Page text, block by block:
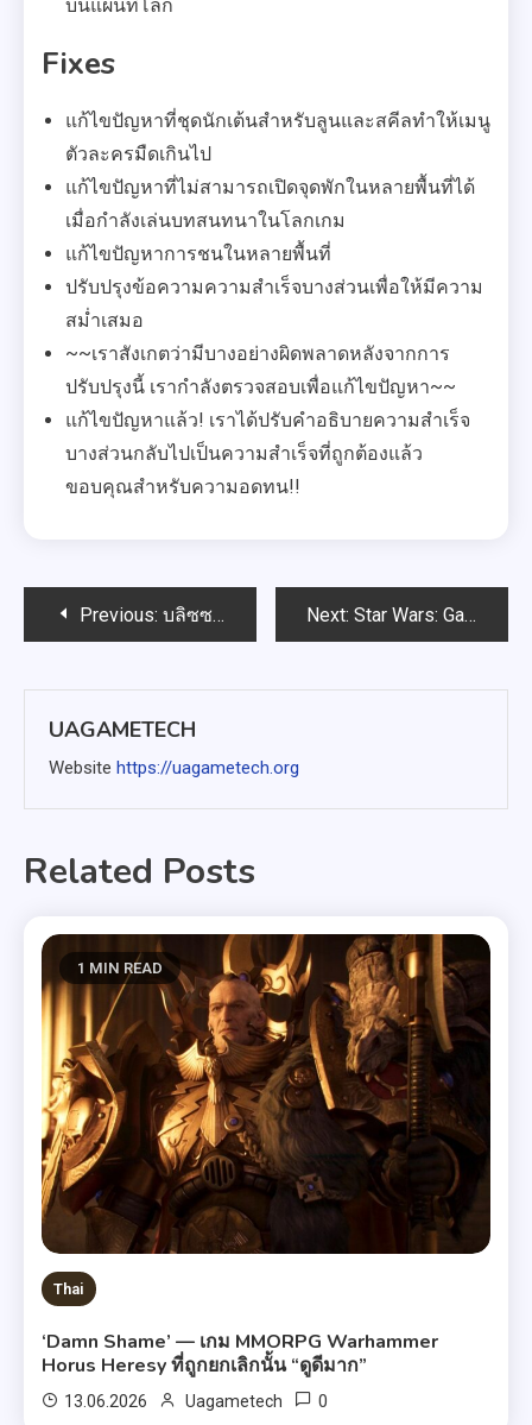
บนแผนที่โลก
Fixes
แก้ไขปัญหาที่ชุดนักเต้นสำหรับลูนและสคีลทำให้เมนู
ตัวละครมืดเกินไป
แก้ไขปัญหาที่ไม่สามารถเปิดจุดพักในหลายพื้นที่ได้
เมื่อกำลังเล่นบทสนทนาในโลกเกม
แก้ไขปัญหาการชนในหลายพื้นที่
ปรับปรุงข้อความความสำเร็จบางส่วนเพื่อให้มีความ
สม่ำเสมอ
~~เราสังเกตว่ามีบางอย่างผิดพลาดหลังจากการ
ปรับปรุงนี้ เรากำลังตรวจสอบเพื่อแก้ไขปัญหา~~
แก้ไขปัญหาแล้ว! เราได้ปรับคำอธิบายความสำเร็จ
บางส่วนกลับไปเป็นความสำเร็จที่ถูกต้องแล้ว
ขอบคุณสำหรับความอดทน!!
แนะแนว
Previous: บลิซซาร์ดขออภัย ยอมรับว่า World of Warcraft แพตช์ 12.0.5 ‘ไม่เป็นไปตามมาตรฐานของเรา’ Next: Star Wars: Galactic Racer วันวางจำหน่ายมีรายงานว่ารั่วไหลบน Steam
UAGAMETECH
Website https://uagametech.org
Related Posts
1 MIN READ
Thai
‘Damn Shame’ — เกม MMORPG Warhammer
Horus Heresy ที่ถูกยกเลิกนั้น “ดูดีมาก”
13.06.2026 Uagametech 0